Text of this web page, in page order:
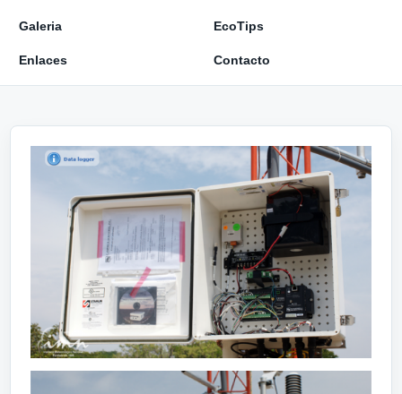
Galeria EcoTips
Enlaces Contacto